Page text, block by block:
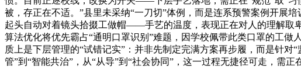
被，存正在不适。”县里未采纳“一刀切”体例，而是连系预警案例开展
起头自动对着镜头拾掇工做帽——手艺的温度，表现正在对人的理解取
算法优化将优先霸占“通明口罩识别”难题，因学校佩带此类口罩的工
质上是下层管理的“试错记实”：并非先制定完满方案再步履，而是针
管”到“智能共治”，从“从导”到“社会协同”，这一过程无捷径可走，需